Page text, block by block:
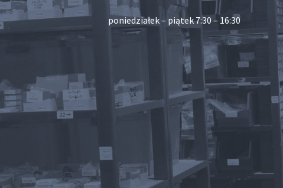
poniedziałek – piątek 7:30 – 16:30